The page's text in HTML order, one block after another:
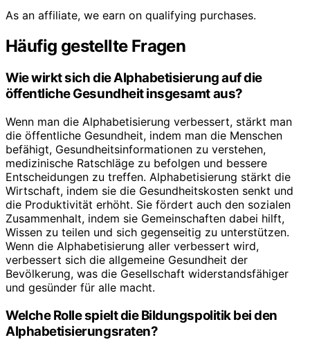
As an affiliate, we earn on qualifying purchases.
Häufig gestellte Fragen
Wie wirkt sich die Alphabetisierung auf die
öffentliche Gesundheit insgesamt aus?
Wenn man die Alphabetisierung verbessert, stärkt man
die öffentliche Gesundheit, indem man die Menschen
befähigt, Gesundheitsinformationen zu verstehen,
medizinische Ratschläge zu befolgen und bessere
Entscheidungen zu treffen. Alphabetisierung stärkt die
Wirtschaft, indem sie die Gesundheitskosten senkt und
die Produktivität erhöht. Sie fördert auch den sozialen
Zusammenhalt, indem sie Gemeinschaften dabei hilft,
Wissen zu teilen und sich gegenseitig zu unterstützen.
Wenn die Alphabetisierung aller verbessert wird,
verbessert sich die allgemeine Gesundheit der
Bevölkerung, was die Gesellschaft widerstandsfähiger
und gesünder für alle macht.
Welche Rolle spielt die Bildungspolitik bei den
Alphabetisierungsraten?